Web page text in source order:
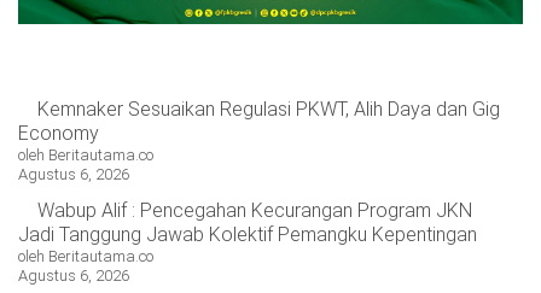
MEDIA
CYBER
Kemnaker Sesuaikan Regulasi PKWT, Alih Daya dan Gig
Economy
oleh Beritautama.co
Agustus 6, 2026
Wabup Alif : Pencegahan Kecurangan Program JKN
Jadi Tanggung Jawab Kolektif Pemangku Kepentingan
oleh Beritautama.co
Agustus 6, 2026